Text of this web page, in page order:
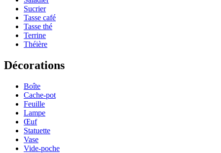
Sucrier
Tasse café
Tasse thé
Terrine
Théière
Décorations
Boîte
Cache-pot
Feuille
Lampe
Œuf
Statuette
Vase
Vide-poche